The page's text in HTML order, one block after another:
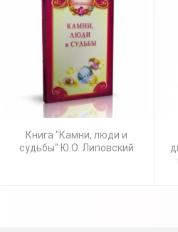
Книга "Камни, люди и
судьбы" Ю.О. Липовский